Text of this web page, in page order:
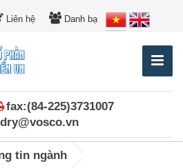
Liên hệ Danh bạ
fax:(84-225)3731007
dry@vosco.vn
tin ngành